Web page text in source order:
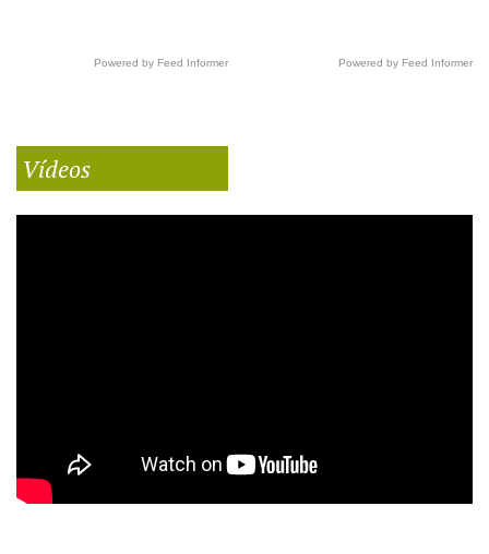
Powered by Feed Informer Powered by Feed Informer
Vídeos